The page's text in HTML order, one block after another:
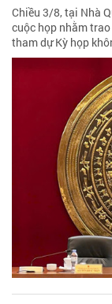
Chiều 3/8, tại Nhà
cuộc họp nhằm
tham dự Kỳ họp